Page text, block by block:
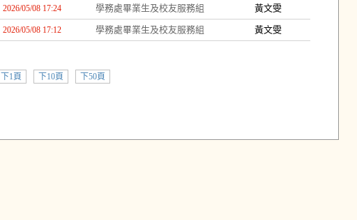
2026/05/08 17:24 學務處畢業生及校友服務組 黃文雯
2026/05/08 17:12 學務處畢業生及校友服務組 黃文雯
下1頁 下10頁 下50頁